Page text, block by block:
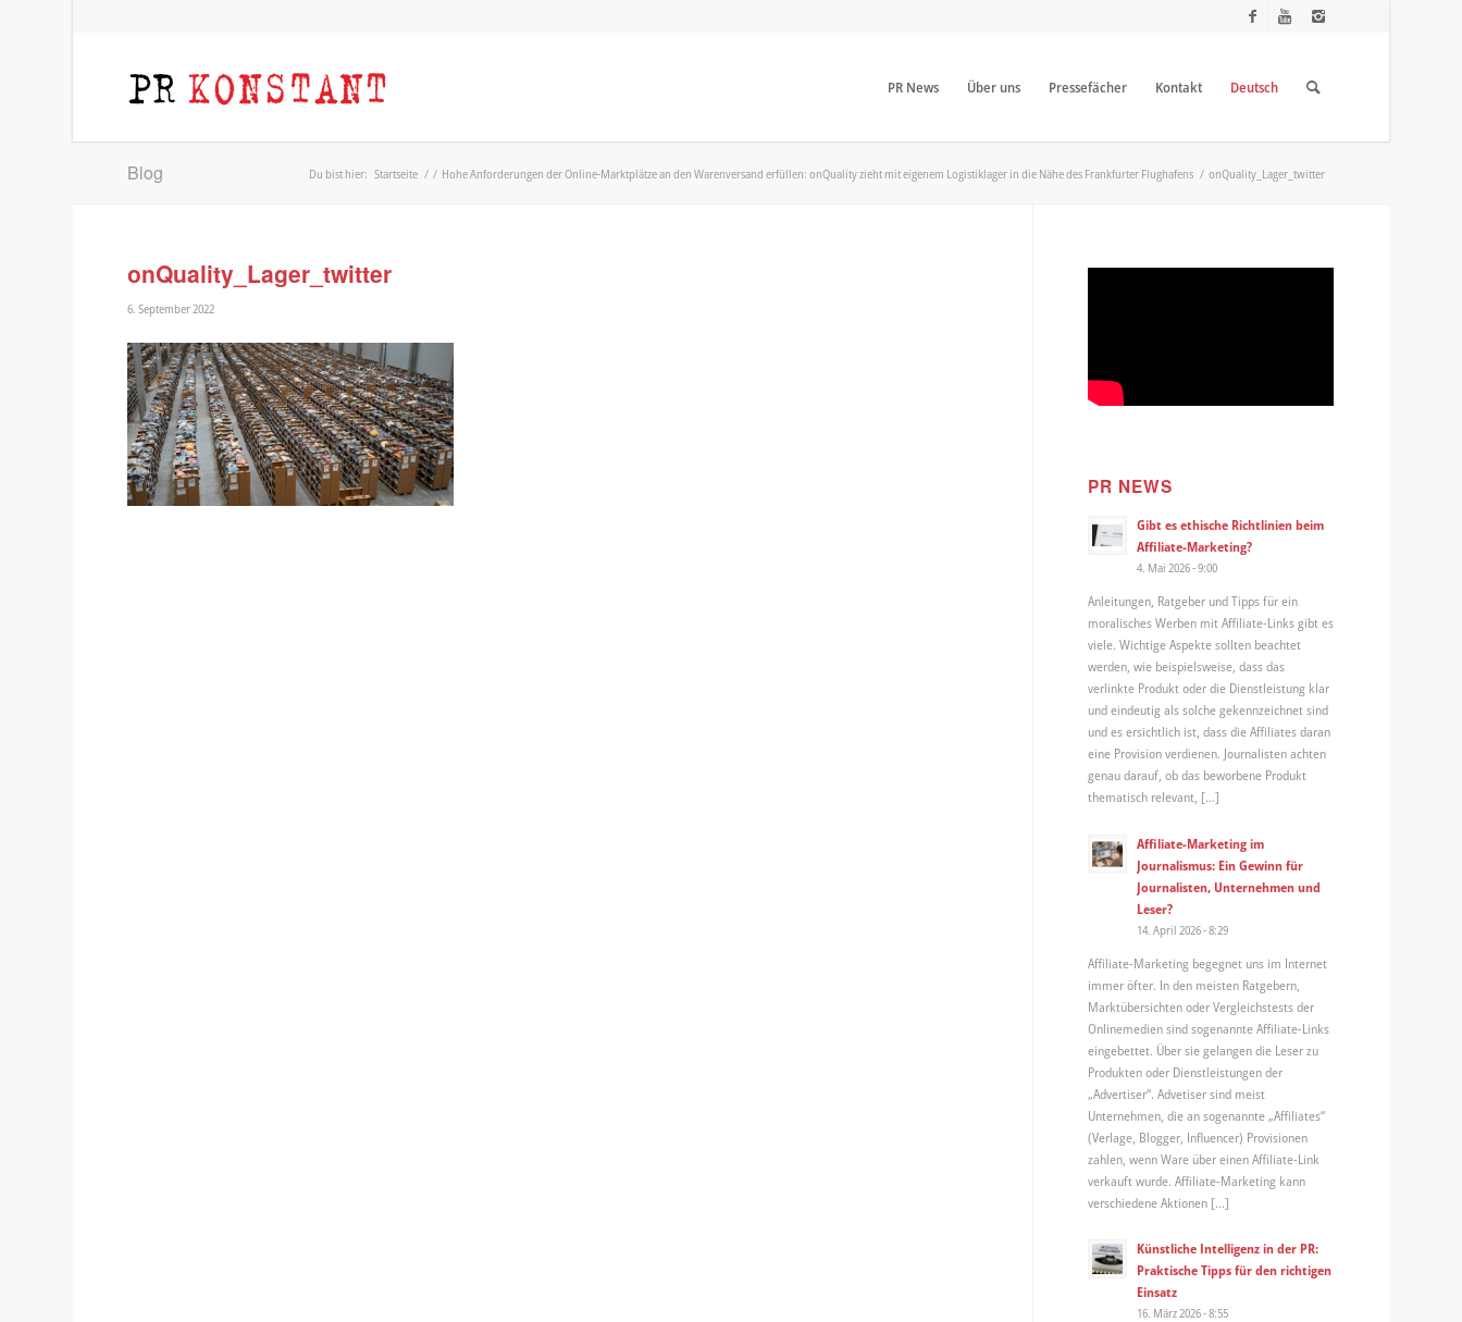
PR News Über uns Pressefächer Kontakt Deutsch
Blog Du bist hier: Startseite / / Hohe Anforderungen der Online-Marktplätze an den Warenversand erfüllen: onQuality zieht mit eigenem Logistiklager in die Nähe des Frankfurter Flughafens / onQuality_Lager_twitter
onQuality_Lager_twitter
6. September 2022
PR NEWS
Gibt es ethische Richtlinien beim
Affiliate-Marketing?
4. Mai 2026 - 9:00
Anleitungen, Ratgeber und Tipps für ein
moralisches Werben mit Affiliate-Links gibt es
viele. Wichtige Aspekte sollten beachtet
werden, wie beispielsweise, dass das
verlinkte Produkt oder die Dienstleistung klar
und eindeutig als solche gekennzeichnet sind
und es ersichtlich ist, dass die Affiliates daran
eine Provision verdienen. Journalisten achten
genau darauf, ob das beworbene Produkt
thematisch relevant, […]
Affiliate-Marketing im
Journalismus: Ein Gewinn für
Journalisten, Unternehmen und
Leser?
14. April 2026 - 8:29
Affiliate-Marketing begegnet uns im Internet
immer öfter. In den meisten Ratgebern,
Marktübersichten oder Vergleichstests der
Onlinemedien sind sogenannte Affiliate-Links
eingebettet. Über sie gelangen die Leser zu
Produkten oder Dienstleistungen der
„Advertiser“. Advetiser sind meist
Unternehmen, die an sogenannte „Affiliates“
(Verlage, Blogger, Influencer) Provisionen
zahlen, wenn Ware über einen Affiliate-Link
verkauft wurde. Affiliate-Marketing kann
verschiedene Aktionen […]
Künstliche Intelligenz in der PR:
Praktische Tipps für den richtigen
Einsatz
16. März 2026 - 8:55